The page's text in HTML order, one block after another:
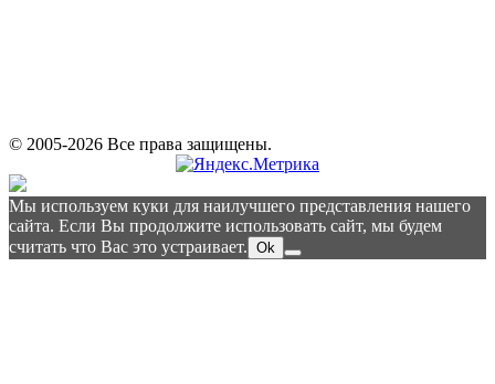
© 2005-2026 Все права защищены.
Мы используем куки для наилучшего представления нашего
сайта. Если Вы продолжите использовать сайт, мы будем
считать что Вас это устраивает. Ok